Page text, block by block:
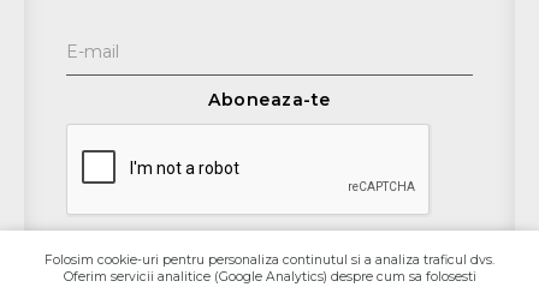
Aboneaza-te
Folosim cookie-uri pentru personaliza continutul si a analiza traficul dvs.
Oferim servicii analitice (Google Analytics) despre cum sa folosesti